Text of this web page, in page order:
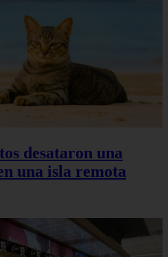
desataron una
una isla remota